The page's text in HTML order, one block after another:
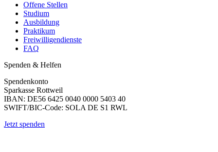
Offene Stellen
Studium
Ausbildung
Praktikum
Freiwilligendienste
FAQ
Spenden & Helfen
Spendenkonto
Sparkasse Rottweil
IBAN: DE56 6425 0040 0000 5403 40
SWIFT/BIC-Code: SOLA DE S1 RWL
Jetzt spenden